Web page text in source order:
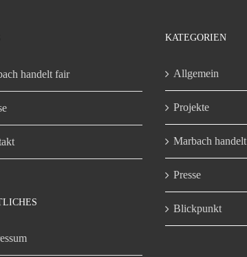
handelt fair
KATEGORIEN
Allgemein
Projekte
Marbach handelt
Presse
Blickpunkt